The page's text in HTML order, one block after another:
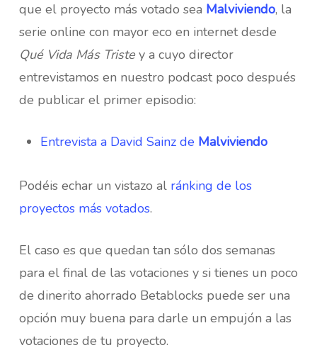
que el proyecto más votado sea Malviviendo, la
serie online con mayor eco en internet desde
Qué Vida Más Tristey a cuyo director
entrevistamos en nuestro podcast poco después
de publicar el primer episodio:
Entrevista a David Sainz de Malviviendo
Podéis echar un vistazo al ránking de los
proyectos más votados.
El caso es que quedan tan sólo dos semanas
para el final de las votaciones y si tienes un poco
de dinerito ahorrado Betablocks puede ser una
opción muy buena para darle un empujón a las
votaciones de tu proyecto.